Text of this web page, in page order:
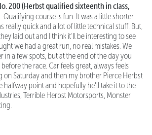
200 (Herbst qualified sixteenth in class,
Qualifying course is fun. It was a little shorter
really quick and a lot of little technical stuff. But,
laid out and I think it'll be interesting to see
we had a great run, no real mistakes. We
in a few spots, but at the end of the day you
the race. Car feels great, always feels
on Saturday and then my brother Pierce Herbst
halfway point and hopefully he'll take it to the
Terrible Herbst Motorsports, Monster